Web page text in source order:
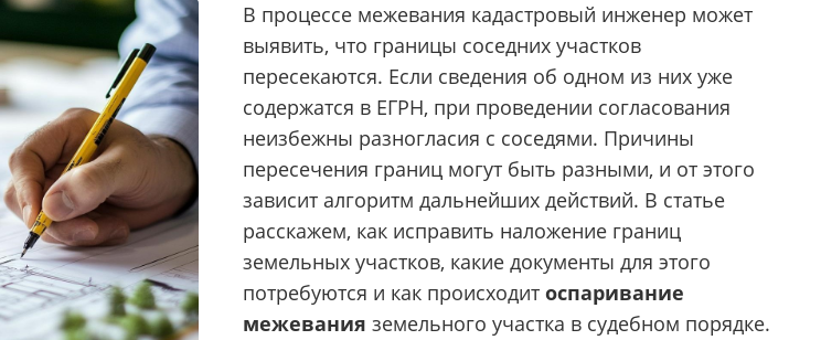
В процессе межевания кадастровый инженер может
выявить, что границы соседних участков
пересекаются. Если сведения об одном из них уже
содержатся в ЕГРН, при проведении согласования
неизбежны разногласия с соседями. Причины
пересечения границ могут быть разными, и от этого
зависит алгоритм дальнейших действий. В статье
расскажем, как исправить наложение границ
земельных участков, какие документы для этого
потребуются и как происходит оспаривание
межевания земельного участка в судебном порядке.